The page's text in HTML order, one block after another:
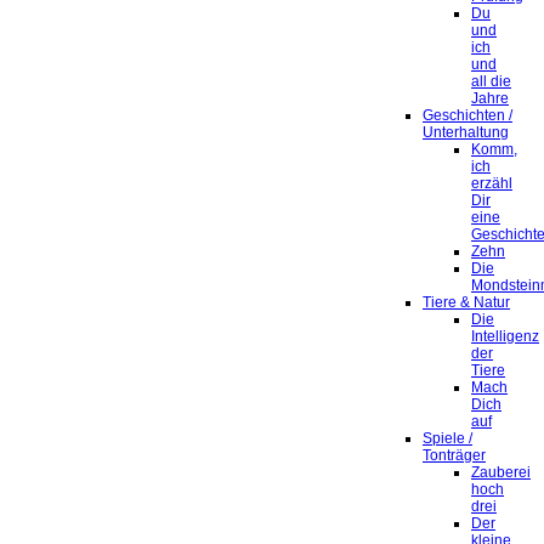
Du
und
ich
und
all die
Jahre
Geschichten /
Unterhaltung
Komm,
ich
erzähl
Dir
eine
Geschichte
Zehn
Die
Tiere & Natur
Die
Intelligenz
der
Tiere
Mach
Dich
auf
Spiele /
Tonträger
Zauberei
hoch
drei
Der
kleine